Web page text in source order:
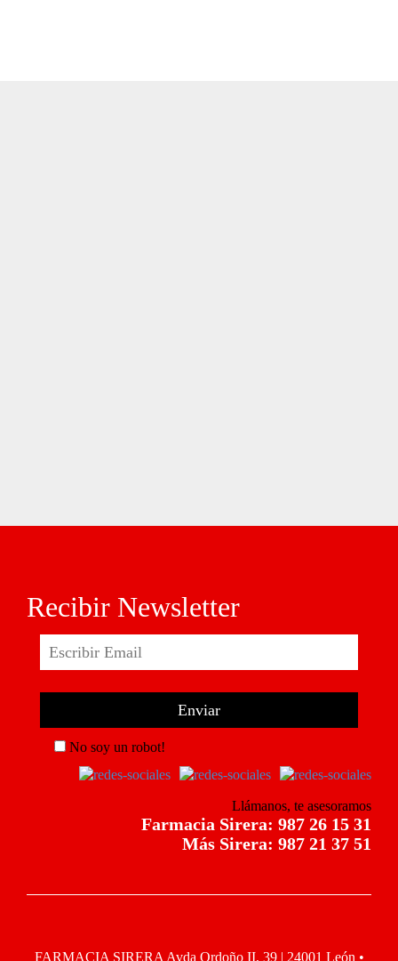
Recibir Newsletter
No soy un robot!
Llámanos, te asesoramos
Farmacia Sirera: 987 26 15 31
Más Sirera: 987 21 37 51
FARMACIA SIRERA Avda Ordoño II, 39 | 24001 León •